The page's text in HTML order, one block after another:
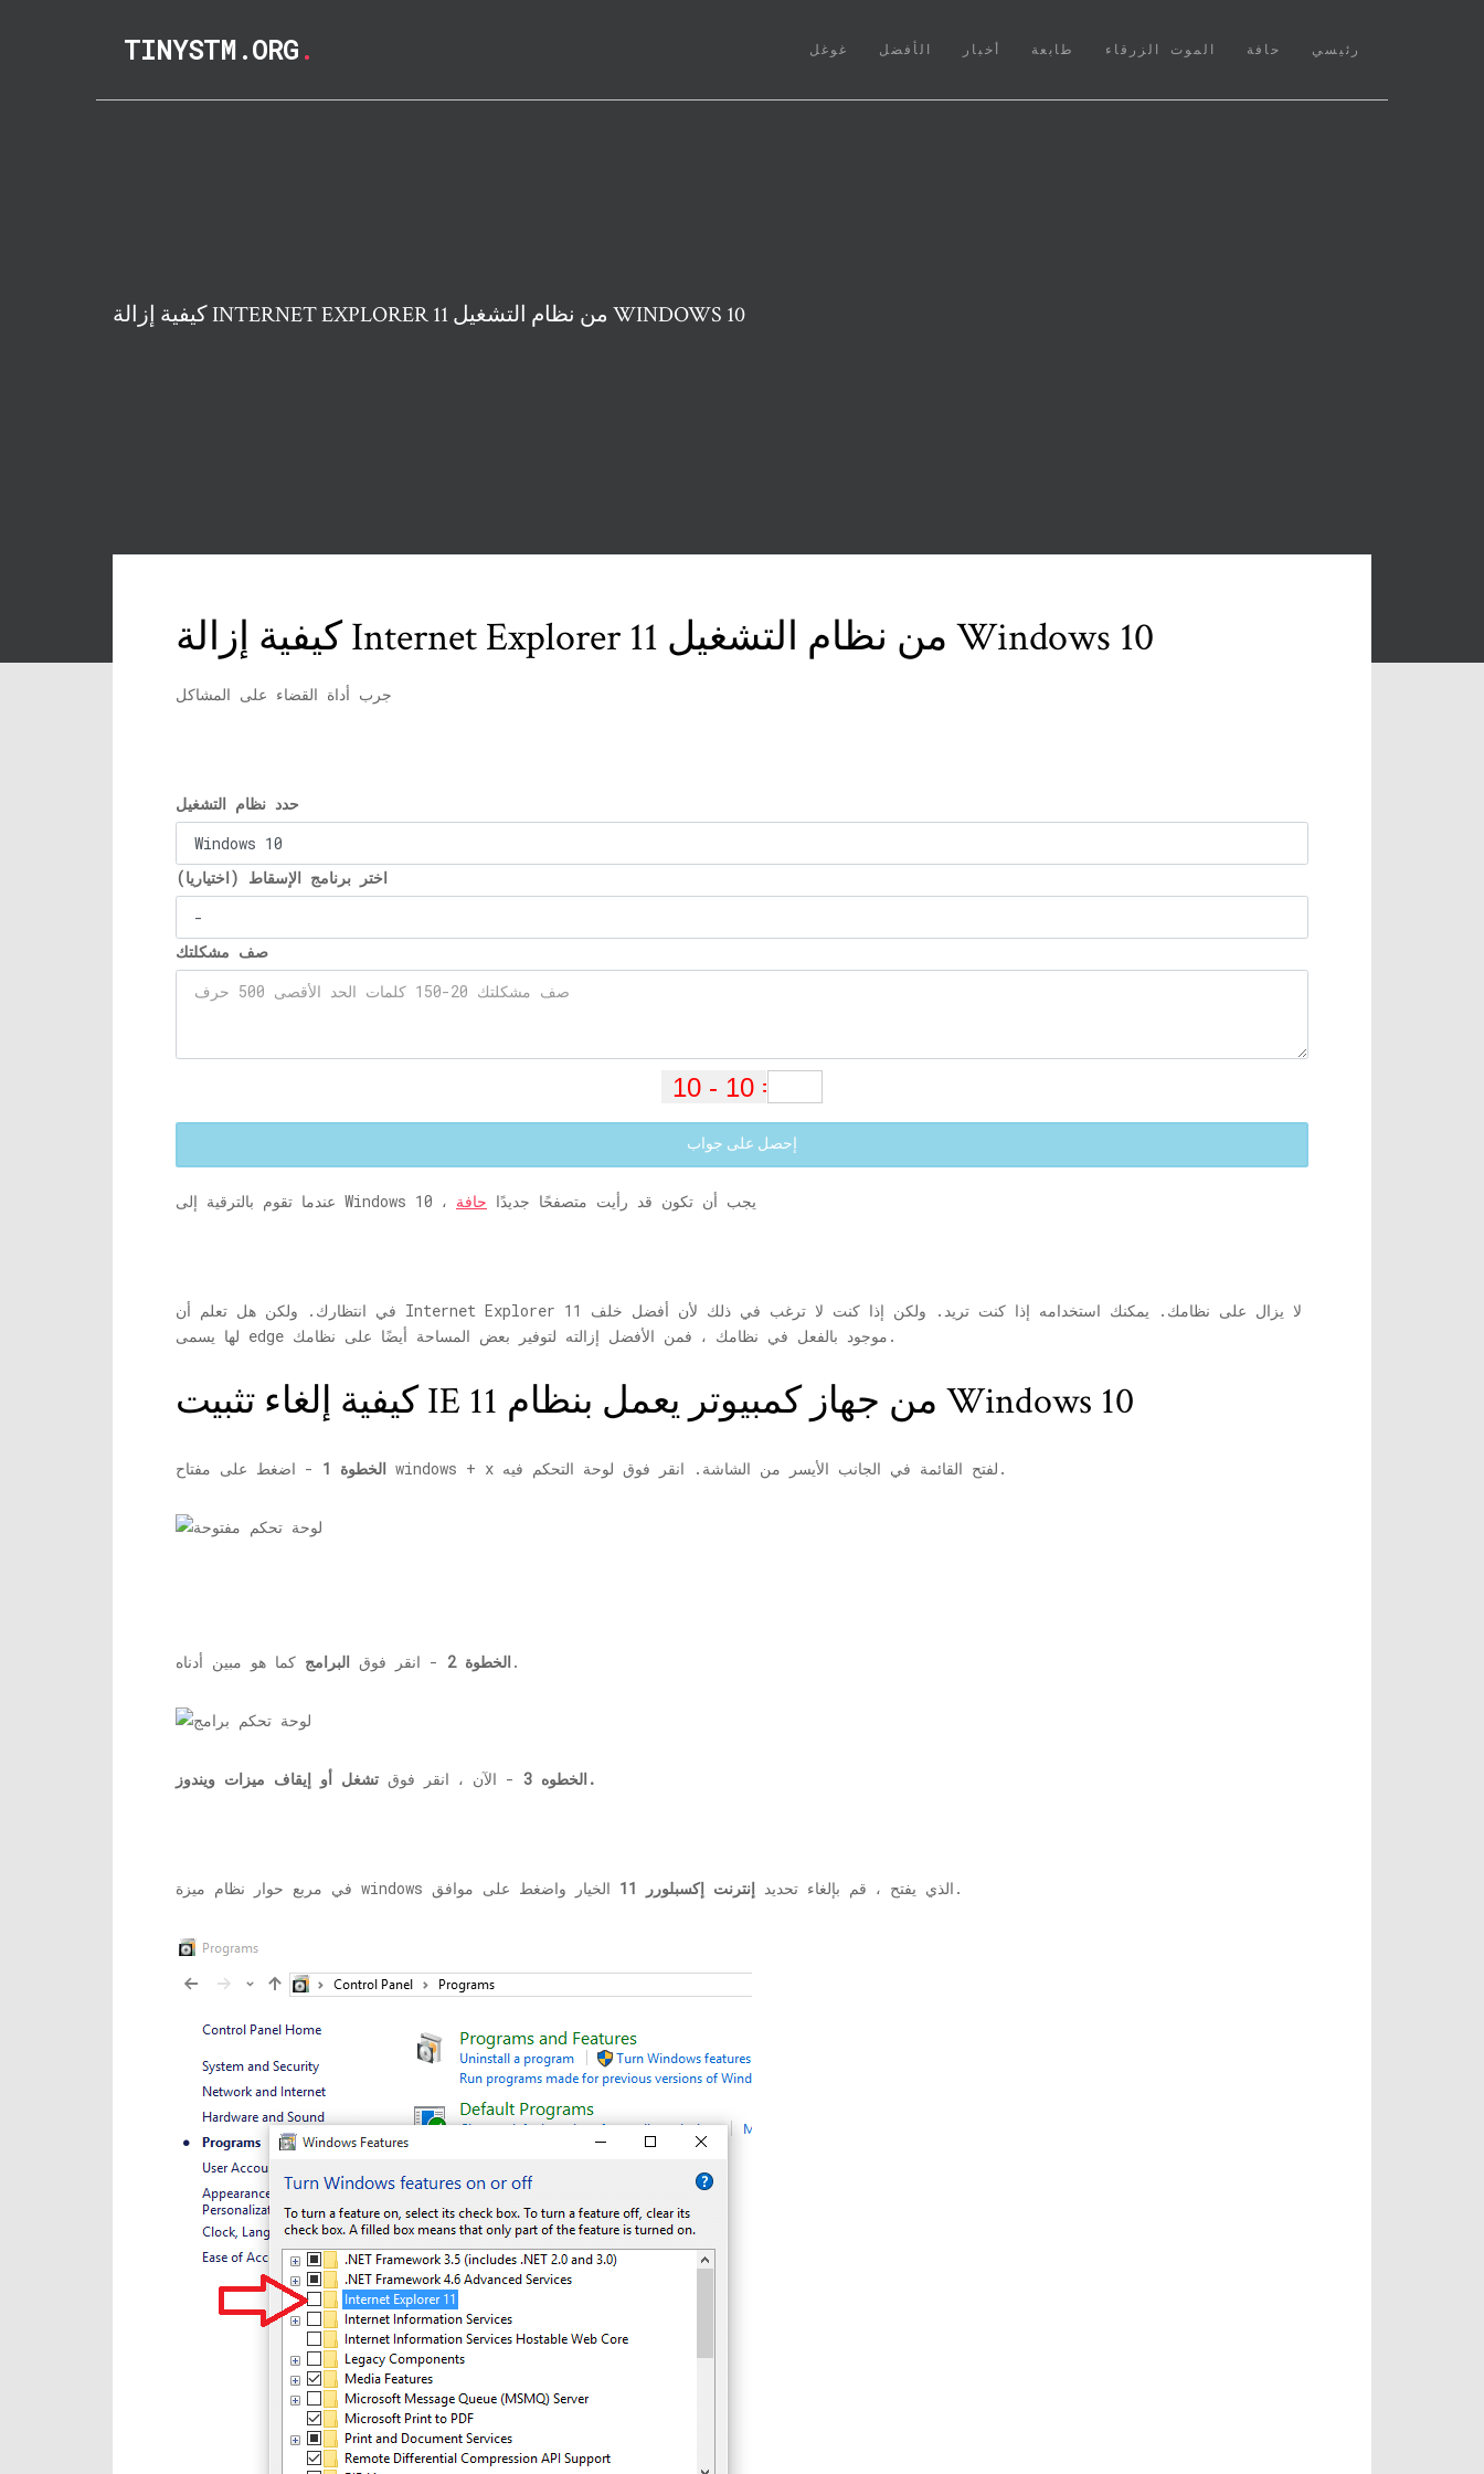
TINYSTM.ORG. رئيسي
(CURRENT) حافة الموت الزرقاء طابعة أخبار الأفضل غوغل
كيفية إزالة INTERNET EXPLORER 11 من نظام التشغيل WINDOWS 10
كيفية إزالة Internet Explorer 11 من نظام التشغيل Windows 10
جرب أداة القضاء على المشاكل
حدد نظام التشغيل
اختر برنامج الإسقاط (اختياريا)
صف مشكلتك
إحصل على جواب
عندما تقوم بالترقية إلى Windows 10 ، يجب أن تكون قد رأيت متصفحًا جديدًا حافة
في انتظارك. ولكن هل تعلم أن Internet Explorer 11 لا يزال على نظامك. يمكنك استخدامه إذا كنت تريد. ولكن إذا كنت لا ترغب في ذلك لأن أفضل خلف
لها يسمى edge موجود بالفعل في نظامك ، فمن الأفضل إزالته لتوفير بعض المساحة أيضًا على نظامك.
كيفية إلغاء تثبيت IE 11 من جهاز كمبيوتر يعمل بنظام Windows 10
الخطوة 1 - اضغط على مفتاح windows + x لفتح القائمة في الجانب الأيسر من الشاشة. انقر فوق لوحة التحكم فيه.
الخطوة 2 - انقر فوق البرامج كما هو مبين أدناه.
الخطوه 3 - الآن ، انقر فوق تشغل أو إيقاف ميزات ويندوز.
في مربع حوار نظام ميزة windows الذي يفتح ، قم بإلغاء تحديد إنترنت إكسبلورر 11 الخيار واضغط على موافق.